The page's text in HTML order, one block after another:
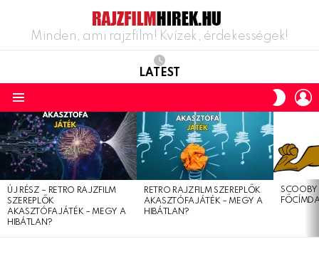
Minden, ami rajzfilm! Kvízek, érdekességek!
LATEST
SKIN
LATEST
STORIES
ÚJ RÉSZ – RETRO RAJZFILM
SZEREPLŐK
AKASZTÓFAJÁTÉK – MEGY A
HIBÁTLAN?
RETRO RAJZFILM SZEREPLŐK
AKASZTÓFAJÁTÉK – MEGY A
HIBÁTLAN?